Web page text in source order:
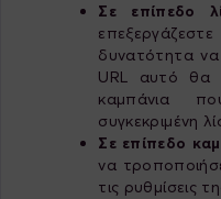
Σε επίπεδο
δυνατότητα
URL αυτό θα
καμπάνια
συγκεκριμένη
Σε επίπεδο
να
τις ρυθμίσεις